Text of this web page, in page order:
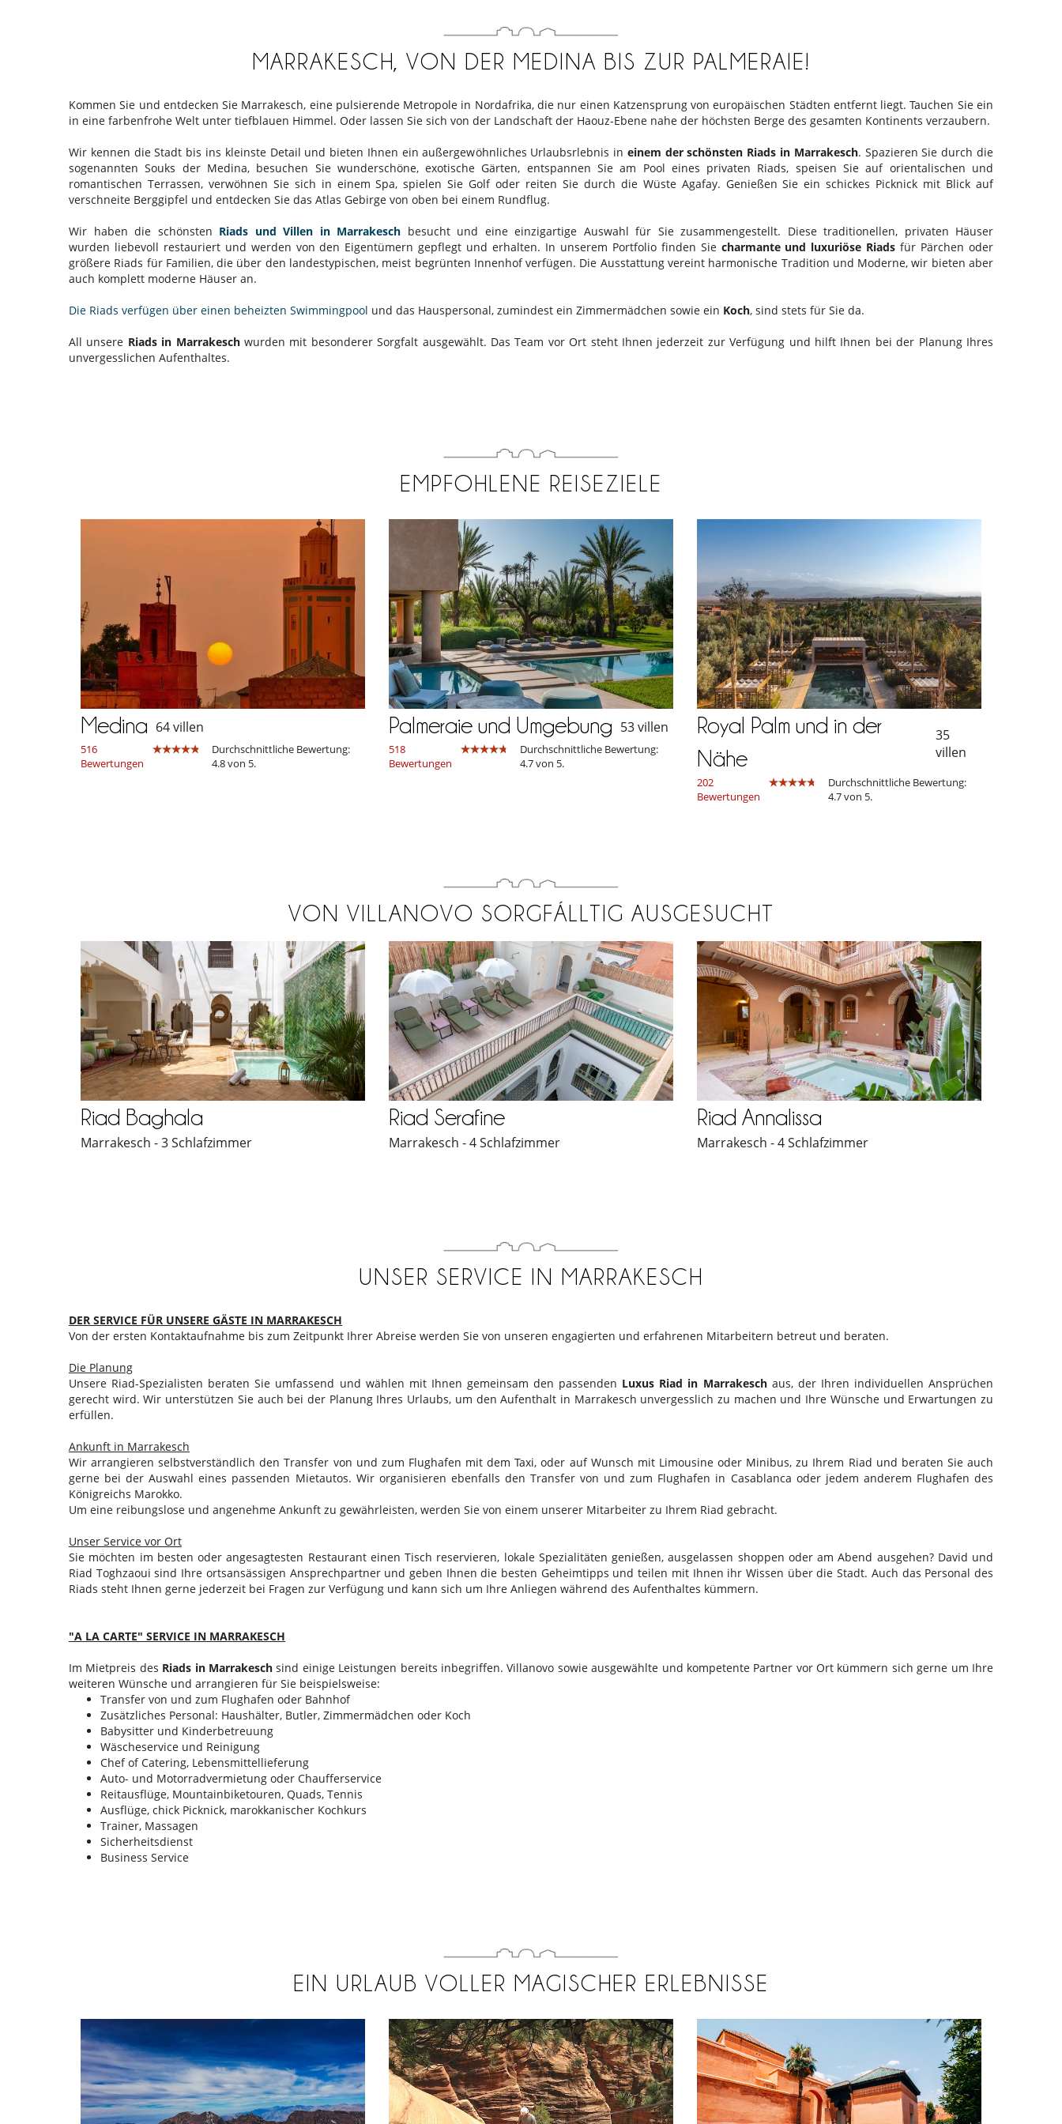
MARRAKESCH, VON DER MEDINA BIS ZUR PALMERAIE!
Kommen Sie und entdecken Sie Marrakesch, eine pulsierende Metropole in Nordafrika, die nur einen Katzensprung von europäischen Städten entfernt liegt. Tauchen Sie ein
in eine farbenfrohe Welt unter tiefblauen Himmel. Oder lassen Sie sich von der Landschaft der Haouz-Ebene nahe der höchsten Berge des gesamten Kontinents verzaubern.
Wir kennen die Stadt bis ins kleinste Detail und bieten Ihnen ein außergewöhnliches Urlaubsrlebnis in einem der schönsten Riads in Marrakesch. Spazieren Sie durch die
sogenannten Souks der Medina, besuchen Sie wunderschöne, exotische Gärten, entspannen Sie am Pool eines privaten Riads, speisen Sie auf orientalischen und
romantischen Terrassen, verwöhnen Sie sich in einem Spa, spielen Sie Golf oder reiten Sie durch die Wüste Agafay. Genießen Sie ein schickes Picknick mit Blick auf
verschneite Berggipfel und entdecken Sie das Atlas Gebirge von oben bei einem Rundflug.
Wir haben die schönsten Riads und Villen in Marrakesch besucht und eine einzigartige Auswahl für Sie zusammengestellt. Diese traditionellen, privaten Häuser
wurden liebevoll restauriert und werden von den Eigentümern gepflegt und erhalten. In unserem Portfolio finden Sie charmante und luxuriöse Riads für Pärchen oder
größere Riads für Familien, die über den landestypischen, meist begrünten Innenhof verfügen. Die Ausstattung vereint harmonische Tradition und Moderne, wir bieten aber
auch komplett moderne Häuser an.
Die Riads verfügen über einen beheizten Swimmingpool und das Hauspersonal, zumindest ein Zimmermädchen sowie ein Koch, sind stets für Sie da.
All unsere Riads in Marrakeschwurden mit besonderer Sorgfalt ausgewählt. Das Team vor Ort steht Ihnen jederzeit zur Verfügung und hilft Ihnen bei der Planung Ihres
unvergesslichen Aufenthaltes.
EMPFOHLENE REISEZIELE
Medina 64 villen
516
Bewertungen
Durchschnittliche Bewertung:
4.8 von 5.
Palmeraie und Umgebung 53 villen
518
Bewertungen
Durchschnittliche Bewertung:
4.7 von 5.
Royal Palm und in der
Nähe
35
villen
202
Bewertungen
Durchschnittliche Bewertung:
4.7 von 5.
VON VILLANOVO SORGFÁLLTIG AUSGESUCHT
Riad Baghala
Marrakesch - 3 Schlafzimmer
Riad Serafine
Marrakesch - 4 Schlafzimmer
Riad Annalissa
Marrakesch - 4 Schlafzimmer
UNSER SERVICE IN MARRAKESCH
DER SERVICE FÜR UNSERE GÄSTE IN MARRAKESCH
Von der ersten Kontaktaufnahme bis zum Zeitpunkt Ihrer Abreise werden Sie von unseren engagierten und erfahrenen Mitarbeitern betreut und beraten.
Die Planung
Unsere Riad-Spezialisten beraten Sie umfassend und wählen mit Ihnen gemeinsam den passenden Luxus Riad in Marrakesch aus, der Ihren individuellen Ansprüchen
gerecht wird. Wir unterstützen Sie auch bei der Planung Ihres Urlaubs, um den Aufenthalt in Marrakesch unvergesslich zu machen und Ihre Wünsche und Erwartungen zu
erfüllen.
Ankunft in Marrakesch
Wir arrangieren selbstverständlich den Transfer von und zum Flughafen mit dem Taxi, oder auf Wunsch mit Limousine oder Minibus, zu Ihrem Riad und beraten Sie auch
gerne bei der Auswahl eines passenden Mietautos. Wir organisieren ebenfalls den Transfer von und zum Flughafen in Casablanca oder jedem anderem Flughafen des
Königreichs Marokko.
Um eine reibungslose und angenehme Ankunft zu gewährleisten, werden Sie von einem unserer Mitarbeiter zu Ihrem Riad gebracht.
Unser Service vor Ort
Sie möchten im besten oder angesagtesten Restaurant einen Tisch reservieren, lokale Spezialitäten genießen, ausgelassen shoppen oder am Abend ausgehen? David und
Riad Toghzaoui sind Ihre ortsansässigen Ansprechpartner und geben Ihnen die besten Geheimtipps und teilen mit Ihnen ihr Wissen über die Stadt. Auch das Personal des
Riads steht Ihnen gerne jederzeit bei Fragen zur Verfügung und kann sich um Ihre Anliegen während des Aufenthaltes kümmern.
"A LA CARTE" SERVICE IN MARRAKESCH
Im Mietpreis des Riads in Marrakeschsind einige Leistungen bereits inbegriffen. Villanovo sowie ausgewählte und kompetente Partner vor Ort kümmern sich gerne um Ihre
weiteren Wünsche und arrangieren für Sie beispielsweise:
Transfer von und zum Flughafen oder Bahnhof
Zusätzliches Personal: Haushälter, Butler, Zimmermädchen oder Koch
Babysitter und Kinderbetreuung
Wäscheservice und Reinigung
Chef of Catering, Lebensmittellieferung
Auto- und Motorradvermietung oder Chaufferservice
Reitausflüge, Mountainbiketouren, Quads, Tennis
Ausflüge, chick Picknick, marokkanischer Kochkurs
Trainer, Massagen
Sicherheitsdienst
Business Service
EIN URLAUB VOLLER MAGISCHER ERLEBNISSE